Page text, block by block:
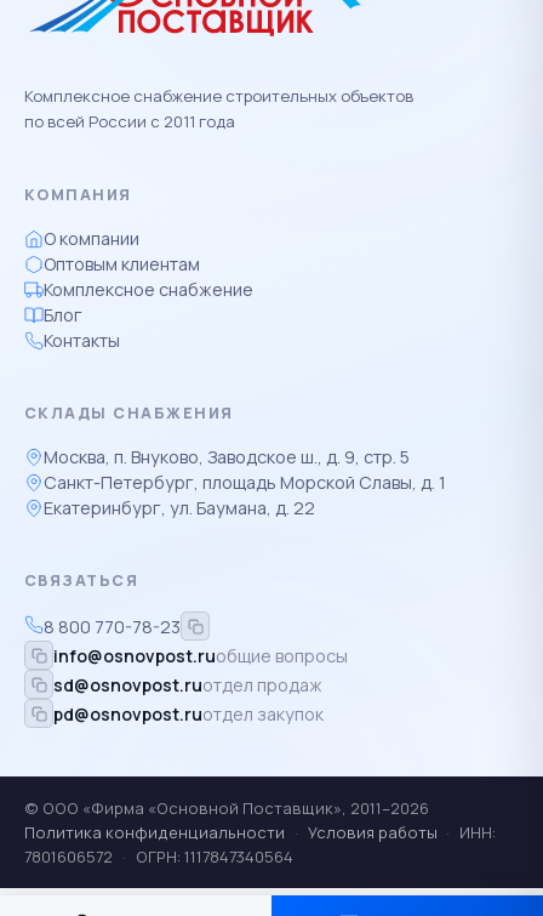
Комплексное снабжение строительных объектов
по всей России с 2011 года
КОМПАНИЯ
О компании
Оптовым клиентам
Комплексное снабжение
Блог
Контакты
СКЛАДЫ СНАБЖЕНИЯ
Москва, п. Внуково, Заводское ш., д. 9, стр. 5
Санкт-Петербург, площадь Морской Славы, д. 1
Екатеринбург, ул. Баумана, д. 22
СВЯЗАТЬСЯ
8 800 770-78-23
info@osnovpost.ruобщие вопросы
sd@osnovpost.ruотдел продаж
pd@osnovpost.ruотдел закупок
© ООО «Фирма «Основной Поставщик», 2011–2026
Политика конфиденциальности · Условия работы · ИНН:
7801606572 · ОГРН: 1117847340564